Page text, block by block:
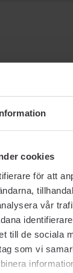
cookies
för att
vår
till de sociala
som vi
ÖVRIGA
Jane